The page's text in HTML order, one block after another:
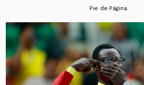
Pie de Página